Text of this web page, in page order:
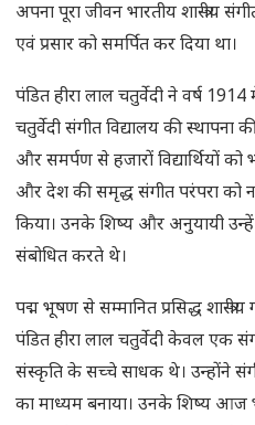
अपना पूरा जीवन भारतीय शास्त्रीय
एवं प्रसार को समर्पित कर दिया था।
पंडित हीरा लाल चतुर्वेदी ने वर्ष
चतुर्वेदी संगीत विद्यालय की
और समर्पण से हजारों विद्यार्थियों को
और देश की समृद्ध संगीत परंपरा को
किया। उनके शिष्य और अनुयायी
संबोधित करते थे।
पद्म भूषण से सम्मानित प्रसिद्ध
पंडित हीरा लाल चतुर्वेदी केवल एक
संस्कृति के सच्चे साधक थे। उन्होंने
का माध्यम बनाया। उनके शिष्य आज